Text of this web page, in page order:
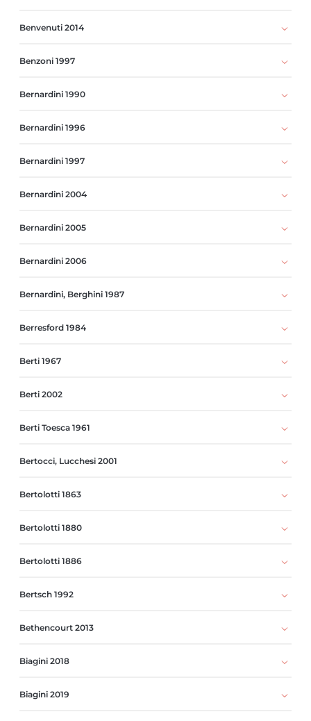
Benvenuti 2014
Benzoni 1997
Bernardini 1990
Bernardini 1996
Bernardini 1997
Bernardini 2004
Bernardini 2005
Bernardini 2006
Bernardini, Berghini 1987
Berresford 1984
Berti 1967
Berti 2002
Berti Toesca 1961
Bertocci, Lucchesi 2001
Bertolotti 1863
Bertolotti 1880
Bertolotti 1886
Bertsch 1992
Bethencourt 2013
Biagini 2018
Biagini 2019